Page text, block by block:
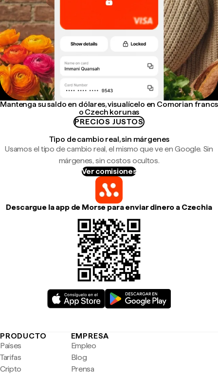
Mantenga su saldo en dólares, visualícelo en Comorian francs
o Czech korunas
PRECIOS JUSTOS
Tipo de cambio real, sin márgenes
Usamos el tipo de cambio real, el mismo que ve en Google. Sin
márgenes, sin costos ocultos.
Ver comisiones
Descargue la app de Morse para enviar dinero a Czechia
PRODUCTO
Países
Tarifas
Cripto
EMPRESA
Empleo
Blog
Prensa